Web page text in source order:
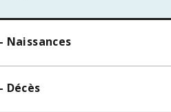
Naissances
Décès